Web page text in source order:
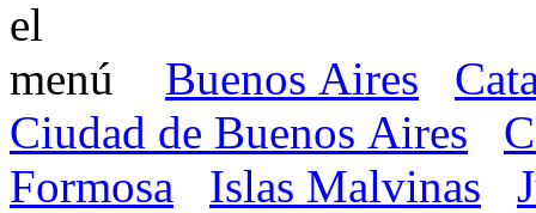
Buenos Aires
Ciudad de Buenos Aires
Formosa
Islas Malvinas